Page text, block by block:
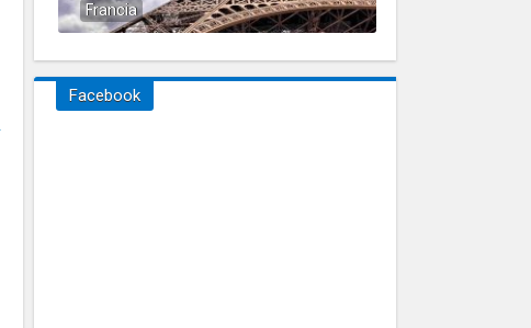
Francia
Facebook